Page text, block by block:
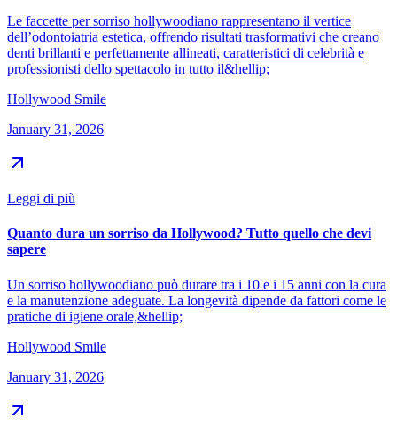
Le faccette per sorriso hollywoodiano rappresentano il vertice
dell’odontoiatria estetica, offrendo risultati trasformativi che creano
denti brillanti e perfettamente allineati, caratteristici di celebrità e
professionisti dello spettacolo in tutto il&hellip;
Hollywood Smile
January 31, 2026
Leggi di più
Quanto dura un sorriso da Hollywood? Tutto quello che devi
sapere
Un sorriso hollywoodiano può durare tra i 10 e i 15 anni con la cura
e la manutenzione adeguate. La longevità dipende da fattori come le
pratiche di igiene orale,&hellip;
Hollywood Smile
January 31, 2026